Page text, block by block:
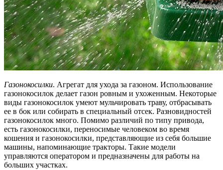
Газонокосилки. Агрегат для ухода за газоном. Использование
газонокосилок делает газон ровным и ухоженным. Некоторые
виды газонокосилок умеют мульчировать траву, отбрасывать
ее в бок или собирать в специальный отсек. Разновидностей
газонокосилок много. Помимо различий по типу привода,
есть газонокосилки, переносимые человеком во время
кошения и газонокосилки, представляющие из себя большие
машины, напоминающие тракторы. Такие модели
управляются оператором и предназначены для работы на
больших участках.